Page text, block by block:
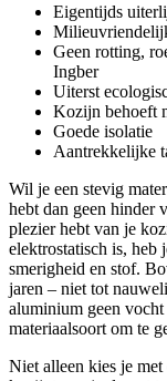
Eigentijds
Geen rotting,
Ingber
Uiterst
Kozijn behoeft
Goede isolatie
Aantrekkelijke
Wil je een stevig
hebt dan geen hinder
plezier hebt van je
elektrostatisch is, heb
smerigheid en stof.
jaren – niet tot
aluminium geen vocht
materiaalsoort om te
Niet alleen kies je